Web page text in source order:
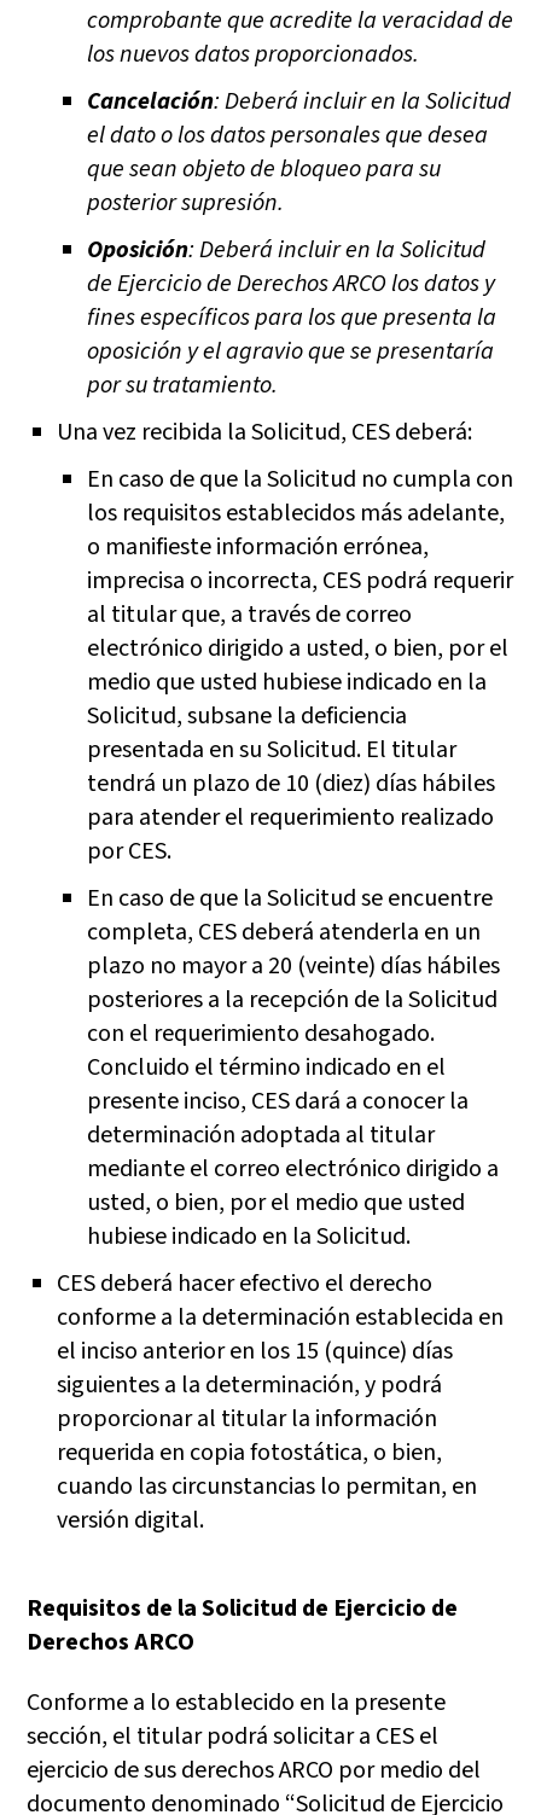
comprobante que acredite la veracidad de
los nuevos datos proporcionados.
Cancelación: Deberá incluir en la Solicitud
el dato o los datos personales que desea
que sean objeto de bloqueo para su
posterior supresión.
Oposición: Deberá incluir en la Solicitud
de Ejercicio de Derechos ARCO los datos y
fines específicos para los que presenta la
oposición y el agravio que se presentaría
por su tratamiento.
Una vez recibida la Solicitud, CES deberá:
En caso de que la Solicitud no cumpla con
los requisitos establecidos más adelante,
o manifieste información errónea,
imprecisa o incorrecta, CES podrá requerir
al titular que, a través de correo
electrónico dirigido a usted, o bien, por el
medio que usted hubiese indicado en la
Solicitud, subsane la deficiencia
presentada en su Solicitud. El titular
tendrá un plazo de 10 (diez) días hábiles
para atender el requerimiento realizado
por CES.
En caso de que la Solicitud se encuentre
completa, CES deberá atenderla en un
plazo no mayor a 20 (veinte) días hábiles
posteriores a la recepción de la Solicitud
con el requerimiento desahogado.
Concluido el término indicado en el
presente inciso, CES dará a conocer la
determinación adoptada al titular
mediante el correo electrónico dirigido a
usted, o bien, por el medio que usted
hubiese indicado en la Solicitud.
CES deberá hacer efectivo el derecho
conforme a la determinación establecida en
el inciso anterior en los 15 (quince) días
siguientes a la determinación, y podrá
proporcionar al titular la información
requerida en copia fotostática, o bien,
cuando las circunstancias lo permitan, en
versión digital.
Requisitos de la Solicitud de Ejercicio de
Derechos ARCO
Conforme a lo establecido en la presente
sección, el titular podrá solicitar a CES el
ejercicio de sus derechos ARCO por medio del
documento denominado “Solicitud de Ejercicio